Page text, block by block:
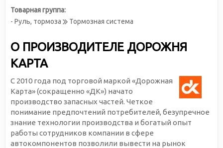
Товарная группа:
- Руль, тормоза
Тормозная система
О ПРОИЗВОДИТЕЛЕ ДОРОЖНЯ
КАРТА
С 2010 года под торговой маркой «Дорожная
Карта» (сокращенно «ДК») начато
производство запасных частей. Четкое
понимание предпочтений потребителей, безупречное
знание технологии производства и богатый опыт
работы сотрудников компании в сфере
автокомпонентов позволили вывести на рынок